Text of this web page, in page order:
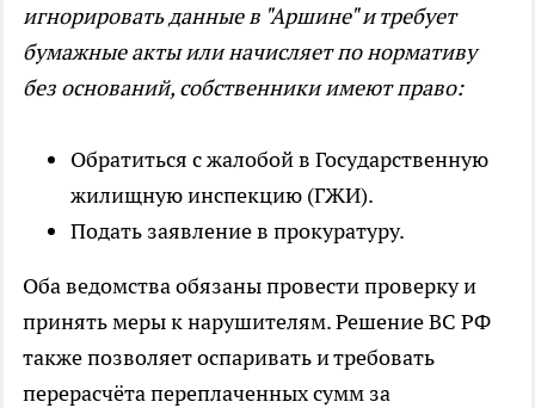
игнорировать данные в "Аршине" и требует
бумажные акты или начисляет по нормативу
без оснований, собственники имеют право:
Обратиться с жалобой в Государственную
жилищную инспекцию (ГЖИ).
Подать заявление в прокуратуру.
Оба ведомства обязаны провести проверку и
принять меры к нарушителям. Решение ВС РФ
также позволяет оспаривать и требовать
перерасчёта переплаченных сумм за